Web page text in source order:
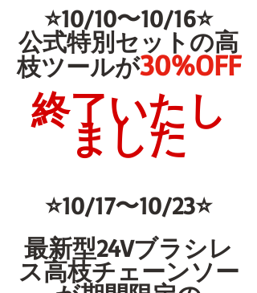
⭐️10/10〜10/16⭐️
公式特別セットの高
枝ツールが30%OFF
終了いたし
ました
⭐️10/17〜10/23⭐️
最新型24Vブラシレ
ス高枝チェーンソー